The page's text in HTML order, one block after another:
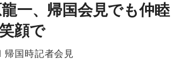
一、帰国会見でも仲睦
顔で
国時記者会見